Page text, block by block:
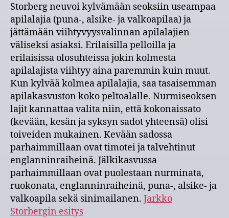
Storberg neuvoi kylvämään seoksiin useampaa
apilalajia (puna-, alsike- ja valkoapilaa) ja
jättämään viihtyvyysvalinnan apilalajien
väliseksi asiaksi. Erilaisilla pelloilla ja
erilaisissa olosuhteissa jokin kolmesta
apilalajista viihtyy aina paremmin kuin muut.
Kun kylvää kolmea apilalajia, saa tasaisemman
apilakasvuston koko peltoalalle. Nurmiseoksen
lajit kannattaa valita niin, että kokonaissato
(kevään, kesän ja syksyn sadot yhteensä) olisi
toiveiden mukainen. Kevään sadossa
parhaimmillaan ovat timotei ja talvehtinut
englanninraiheinä. Jälkikasvussa
parhaimmillaan ovat puolestaan nurminata,
ruokonata, englanninraiheinä, puna-, alsike- ja
valkoapila sekä sinimailanen. Jarkko
Storbergin esitys